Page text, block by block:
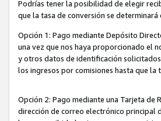
Podrías tener la posibilidad de elegir
que la tasa de conversión se
Opción 1: Pago mediante Depósito
una vez que nos haya proporcionado el
y otros datos de identificación solicitados
los ingresos por comisiones hasta que
Opción 2: Pago mediante una Tarjeta de
dirección de correo electrónico principal